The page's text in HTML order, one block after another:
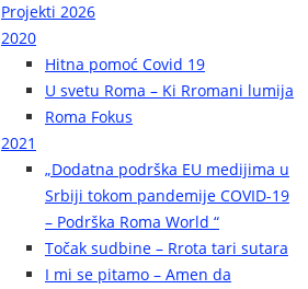
Projekti 2026
2020
Hitna pomoć Covid 19
U svetu Roma – Ki Rromani lumija
Roma Fokus
2021
„Dodatna podrška EU medijima u
Srbiji tokom pandemije COVID-19
– Podrška Roma World “
Točak sudbine – Rrota tari sutara
I mi se pitamo – Amen da